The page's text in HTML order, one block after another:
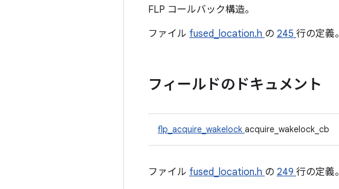
FLP コールバック構造。
ファイル fused_location.h の 245 行の定義。
フィールドのドキュメント
flp_acquire_wakelock acquire_wakelock_cb
ファイル fused_location.h の 249 行の定義。